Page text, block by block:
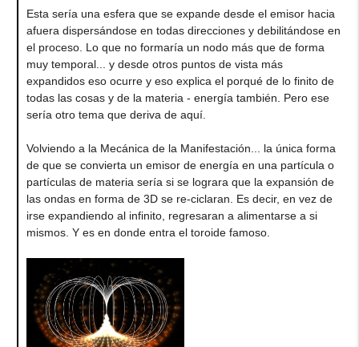
Esta sería una esfera que se expande desde el emisor hacia
afuera dispersándose en todas direcciones y debilitándose en
el proceso. Lo que no formaría un nodo más que de forma
muy temporal... y desde otros puntos de vista más
expandidos eso ocurre y eso explica el porqué de lo finito de
todas las cosas y de la materia - energía también. Pero ese
sería otro tema que deriva de aquí.
Volviendo a la Mecánica de la Manifestación... la única forma
de que se convierta un emisor de energía en una partícula o
partículas de materia sería si se lograra que la expansión de
las ondas en forma de 3D se re-ciclaran. Es decir, en vez de
irse expandiendo al infinito, regresaran a alimentarse a si
mismos. Y es en donde entra el toroide famoso.